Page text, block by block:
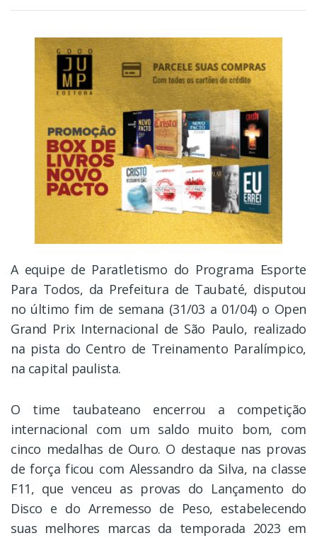
A equipe de Paratletismo do Programa Esporte
Para Todos, da Prefeitura de Taubaté, disputou
no último fim de semana (31/03 a 01/04) o Open
Grand Prix Internacional de São Paulo, realizado
na pista do Centro de Treinamento Paralímpico,
na capital paulista.
O time taubateano encerrou a competição
internacional com um saldo muito bom, com
cinco medalhas de Ouro. O destaque nas provas
de força ficou com Alessandro da Silva, na classe
F11, que venceu as provas do Lançamento do
Disco e do Arremesso de Peso, estabelecendo
suas melhores marcas da temporada 2023 em